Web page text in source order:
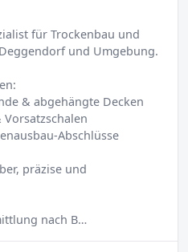
für Trockenbau und
und Umgebung.
& abgehängte Decken
Vorsatzschalen
Abschlüsse
präzise und
nach B…